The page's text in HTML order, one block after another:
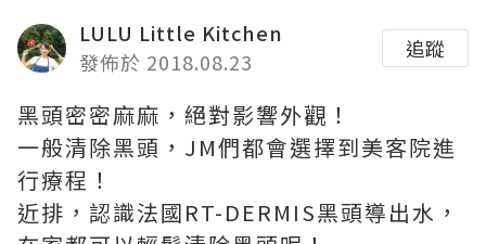
LULU Little Kitchen
發佈於 2018.08.23
追蹤
黑頭密密麻麻，絕對影響外觀！
一般清除黑頭，JM們都會選擇到美客院進
行療程！
近排，認識法國RT-DERMIS黑頭導出水，